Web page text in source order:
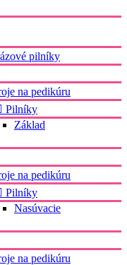
pilníky
na pedikúru
Pilníky
Základ
na pedikúru
Pilníky
Nasúvacie
na pedikúru